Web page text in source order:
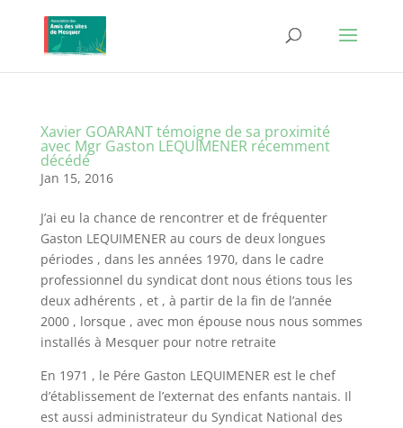
Xavier GOARANT témoigne de sa proximité
avec Mgr Gaston LEQUIMENER récemment
décédé
Jan 15, 2016
J’ai eu la chance de rencontrer et de fréquenter
Gaston LEQUIMENER au cours de deux longues
périodes , dans les années 1970, dans le cadre
professionnel du syndicat dont nous étions tous les
deux adhérents , et , à partir de la fin de l’année
2000 , lorsque , avec mon épouse nous nous sommes
installés à Mesquer pour notre retraite
En 1971 , le Pére Gaston LEQUIMENER est le chef
d’établissement de l’externat des enfants nantais. Il
est aussi administrateur du Syndicat National des